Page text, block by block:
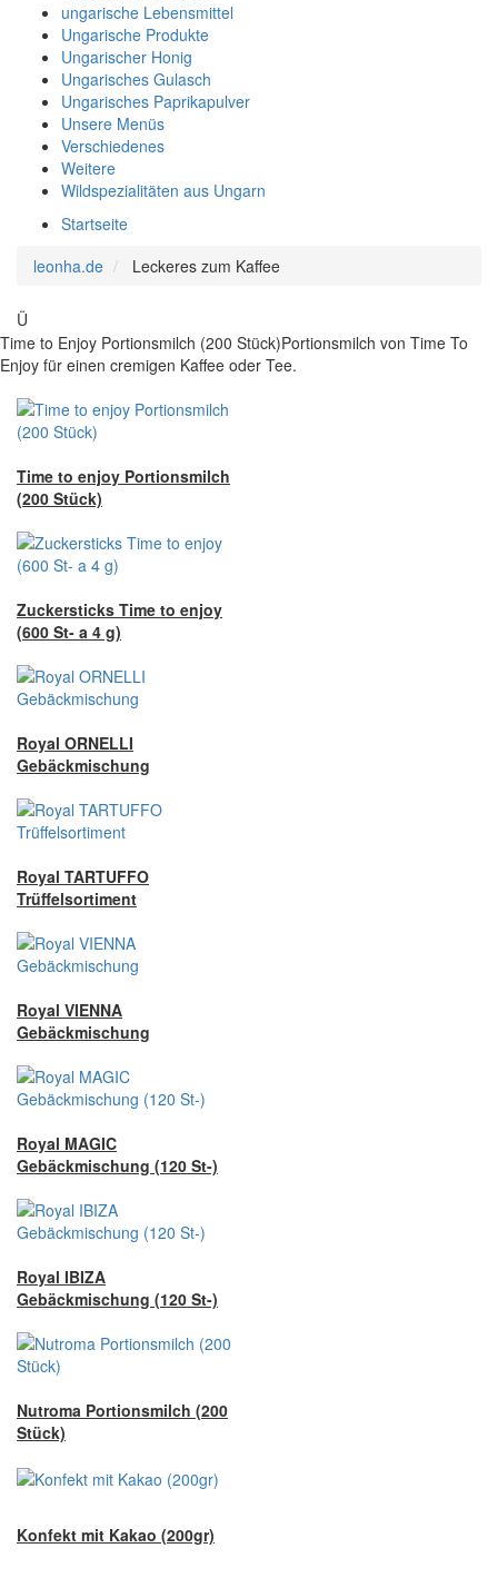
ungarische Lebensmittel
Ungarische Produkte
Ungarischer Honig
Ungarisches Gulasch
Ungarisches Paprikapulver
Unsere Menüs
Verschiedenes
Weitere
Wildspezialitäten aus Ungarn
Startseite
leonha.de
Leckeres zum Kaffee
Ü
Time to Enjoy Portionsmilch (200 Stück)Portionsmilch von Time To
Enjoy für einen cremigen Kaffee oder Tee.
Time to enjoy Portionsmilch
(200 Stück)
Zuckersticks Time to enjoy
(600 St- a 4 g)
Royal ORNELLI
Gebäckmischung
Royal TARTUFFO
Trüffelsortiment
Royal VIENNA
Gebäckmischung
Royal MAGIC
Gebäckmischung (120 St-)
Royal IBIZA
Gebäckmischung (120 St-)
Nutroma Portionsmilch (200
Stück)
Konfekt mit Kakao (200gr)